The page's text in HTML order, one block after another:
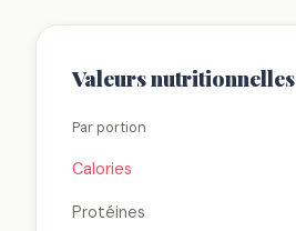
Valeurs nutritionnelles
Par portion
Calories
Protéines